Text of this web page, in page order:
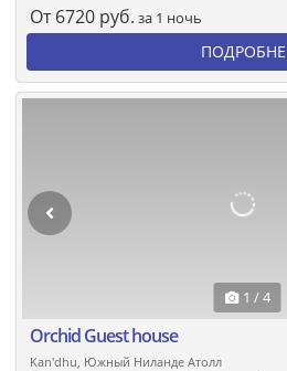
От 6720 руб. за 1 ночь
1 / 4
Orchid Guest house
Kan'dhu, Южный Ниланде Атолл